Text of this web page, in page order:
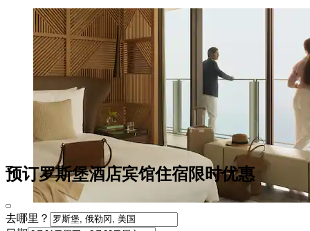
预订罗斯堡酒店宾馆住宿限时优惠
去哪里？